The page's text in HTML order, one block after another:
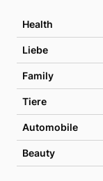
Health
Liebe
Family
Tiere
Automobile
Beauty